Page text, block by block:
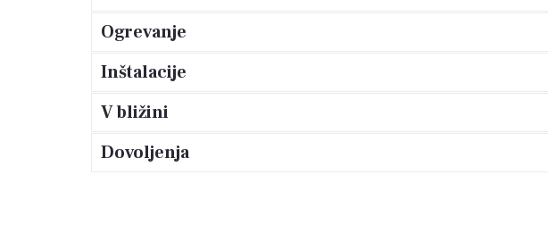
Ogrevanje
Inštalacije
V bližini
Dovoljenja